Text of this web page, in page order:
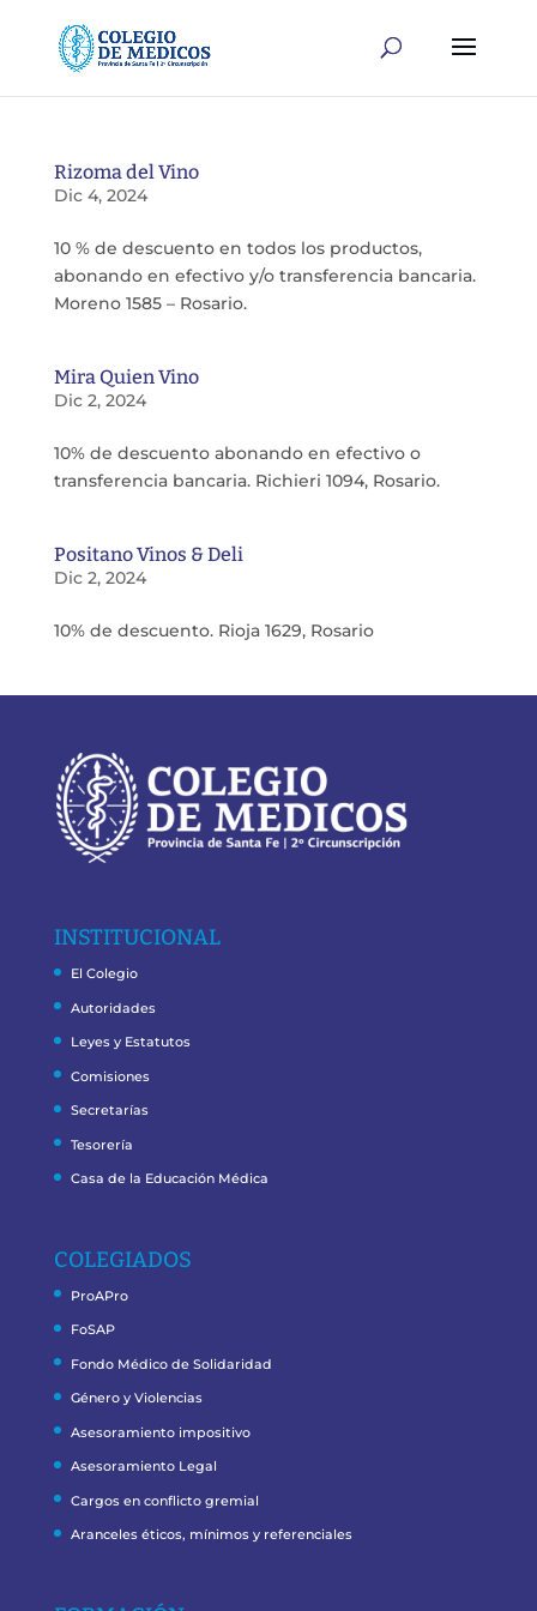
Rizoma del Vino
Dic 4, 2024
10 % de descuento en todos los productos,
abonando en efectivo y/o transferencia bancaria.
Moreno 1585 – Rosario.
Mira Quien Vino
Dic 2, 2024
10% de descuento abonando en efectivo o
transferencia bancaria. Richieri 1094, Rosario.
Positano Vinos & Deli
Dic 2, 2024
10% de descuento. Rioja 1629, Rosario
INSTITUCIONAL
El Colegio
Autoridades
Leyes y Estatutos
Comisiones
Secretarías
Tesorería
Casa de la Educación Médica
COLEGIADOS
ProAPro
FoSAP
Fondo Médico de Solidaridad
Género y Violencias
Asesoramiento impositivo
Asesoramiento Legal
Cargos en conflicto gremial
Aranceles éticos, mínimos y referenciales